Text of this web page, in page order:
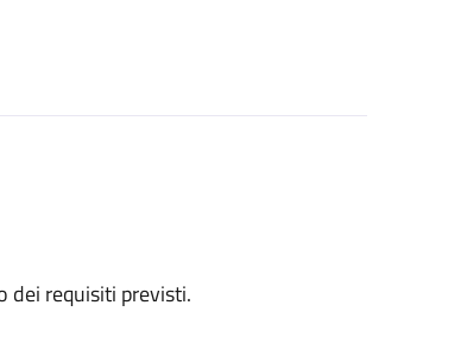
dei requisiti previsti.